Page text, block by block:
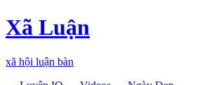
Xã Luận
xã hội luận bàn